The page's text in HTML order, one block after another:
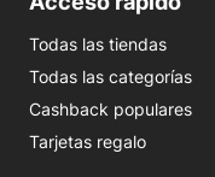
Todas las tiendas
Todas las categorías
Cashback populares
Tarjetas regalo